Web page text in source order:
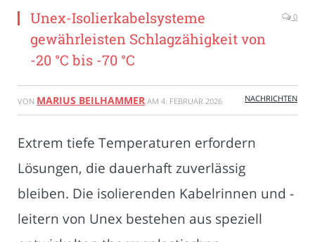
Unex-Isolierkabelsysteme
gewährleisten Schlagzähigkeit von
-20 °C bis -70 °C
0
VON MARIUS BEILHAMMER AM 4. FEBRUAR 2026 NACHRICHTEN
Extrem tiefe Temperaturen erfordern
Lösungen, die dauerhaft zuverlässig
bleiben. Die isolierenden Kabelrinnen und -
leitern von Unex bestehen aus speziell